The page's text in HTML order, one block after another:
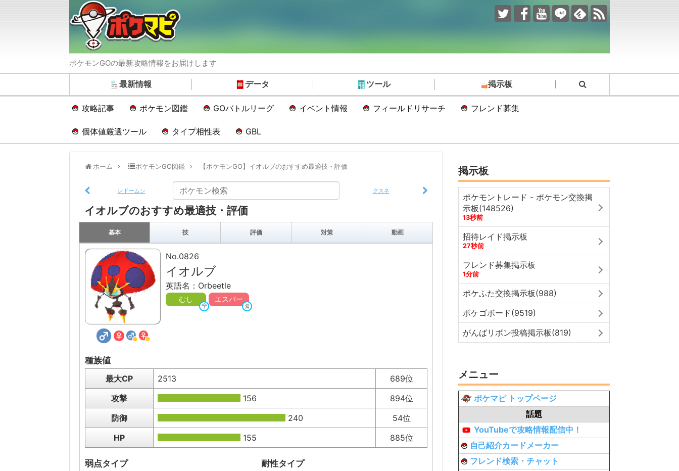
ポケモンGOの最新攻略情報をお届けします
最新情報 データ ツール 掲示板
攻略記事 ポケモン図鑑 GOバトルリーグ イベント情報 フィールドリサーチ フレンド募集
個体値厳選ツール タイプ相性表 GBL
ホーム ポケモンGO図鑑 【ポケモンGO】イオルブのおすすめ最適技・評価
レドームシ クスネ
イオルブのおすすめ最適技・評価
基本 技 評価 対策 動画
No.0826
イオルブ
英語名：Orbeetle
むし エスパー
種族値
最大CP
2513
689位
攻撃
156
894位
防御
240
54位
HP
155 885位
弱点タイプ 耐性タイプ
掲示板
ポケモントレード - ポケモン交換掲
示板(148526)
13秒前
招待レイド掲示板
27秒前
フレンド募集掲示板
1分前
ポケふた交換掲示板(988)
ポケゴボード(9519)
がんばリボン投稿掲示板(819)
メニュー
ポケマピ トップページ
話題
YouTubeで攻略情報配信中！
自己紹介カードメーカー
フレンド検索・チャット